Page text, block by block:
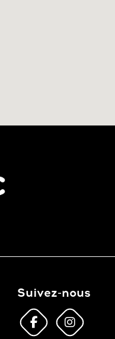
Suivez-nous